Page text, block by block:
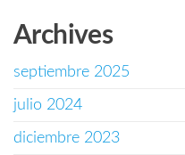
Archives
septiembre 2025
julio 2024
diciembre 2023